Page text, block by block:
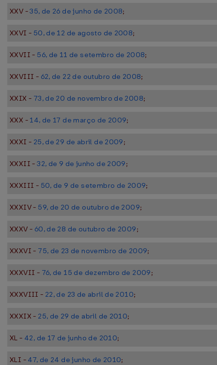
XXV -35, de 26 de junho de 2008;
XXVI - 50, de 12 de agosto de 2008;
XXVII - 56, de 11 de setembro de 2008;
XXVIII - 62, de 22 de outubro de 2008;
XXIX - 73, de 20 de novembro de 2008;
XXX - 14, de 17 de março de 2009;
XXXI - 25, de 29 de abril de 2009;
XXXII -32, de 9 de junho de 2009;
XXXIII - 50, de 9 de setembro de 2009;
XXXIV - 59, de 20 de outubro de 2009;
XXXV - 60, de 28 de outubro de 2009;
XXXVI - 75, de 23 de novembro de 2009;
XXXVII - 76, de 15 de dezembro de 2009;
XXXVIII - 22, de 23 de abril de 2010;
XXXIX - 25, de 29 de abril de 2010;
XL - 42, de 17 de junho de 2010;
XLI - 47, de 24 de junho de 2010;